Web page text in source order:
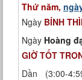
Thứ năm,
Ngày BÍNH
Ngày Hoàng
GIỜ TỐT
Dần (3:00-